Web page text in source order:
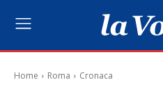
Home Roma Cronaca